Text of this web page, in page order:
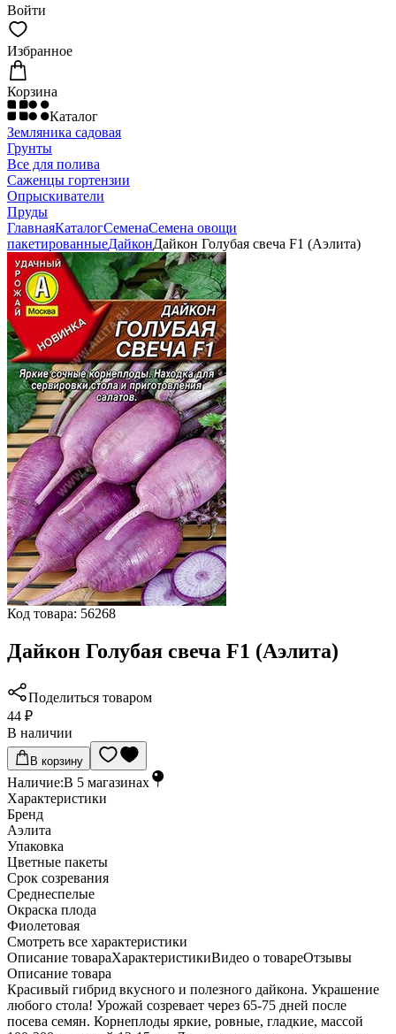
Войти
Избранное
Корзина
Каталог
Земляника садовая
Грунты
Все для полива
Саженцы гортензии
Опрыскиватели
Пруды
ГлавнаяКаталогСеменаСемена овощи
пакетированныеДайконДайкон Голубая свеча F1 (Аэлита)
Код товара: 56268
Дайкон Голубая свеча F1 (Аэлита)
Поделиться товаром
44 ₽
В наличии
В корзину
Наличие:В 5 магазинах
Характеристики
Бренд
Аэлита
Упаковка
Цветные пакеты
Срок созревания
Среднеспелые
Окраска плода
Фиолетовая
Cмотреть все характеристики
Описание товараХарактеристикиВидео о товареОтзывы
Описание товара
Красивый гибрид вкусного и полезного дайкона. Украшение
любого стола! Урожай созревает через 65-75 дней после
посева семян. Корнеплоды яркие, ровные, гладкие, массой